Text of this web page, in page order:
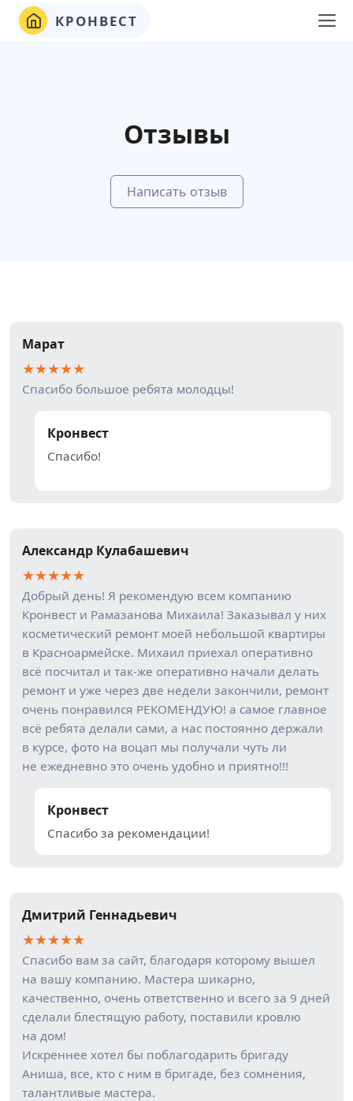
КРОНВЕСТ
Отзывы
Написать отзыв
Марат
★★★★★
Спасибо большое ребята молодцы!
Кронвест
Спасибо!
Александр Кулабашевич
★★★★★
Добрый день! Я рекомендую всем компанию
Кронвест и Рамазанова Михаила! Заказывал у них
косметический ремонт моей небольшой квартиры
в Красноармейске. Михаил приехал оперативно
всё посчитал и так-же оперативно начали делать
ремонт и уже через две недели закончили, ремонт
очень понравился РЕКОМЕНДУЮ! а самое главное
всё ребята делали сами, а нас постоянно держали
в курсе, фото на воцап мы получали чуть ли
не ежедневно это очень удобно и приятно!!!
Кронвест
Спасибо за рекомендации!
Дмитрий Геннадьевич
★★★★★
Спасибо вам за сайт, благодаря которому вышел
на вашу компанию. Мастера шикарно,
качественно, очень ответственно и всего за 9 дней
сделали блестящую работу, поставили кровлю
на дом!
Искреннее хотел бы поблагодарить бригаду
Аниша, все, кто с ним в бригаде, без сомнения,
талантливые мастера.